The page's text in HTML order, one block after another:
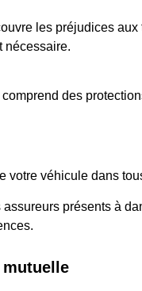
les préjudices aux
nécessaire.
des
votre véhicule dans
présents à
mutuelle